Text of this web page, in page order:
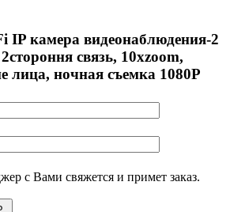
IP камера видеонаблюдения-2
связь, 10xzoom,
лица, ночная съемка 1080P
с Вами свяжется и примет заказ.